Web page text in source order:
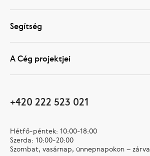
Segítség
A Cég projektjei
+420 222 523 021
Hétfő-péntek: 10:00-18:00
Szerda: 10:00-20:00
Szombat, vasárnap, ünnepnapokon – zárva